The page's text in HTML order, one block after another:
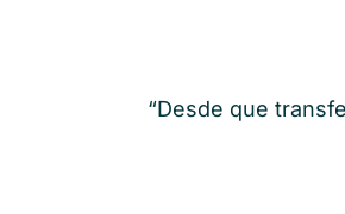
“Desde que